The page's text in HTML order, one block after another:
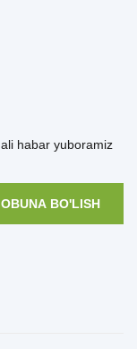
habar yuboramiz
OBUNA BO'LISH